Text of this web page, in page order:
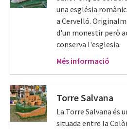
una església
a Cervelló.
d'un monestir però
conserva l'esglesia.
Més informació
Torre Salvana
La Torre Salvana és
situada entre la